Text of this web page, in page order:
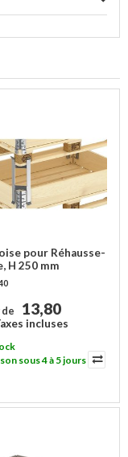
pour Réhausse-
H 250 mm
13,80
incluses
sous 4 à 5 jours